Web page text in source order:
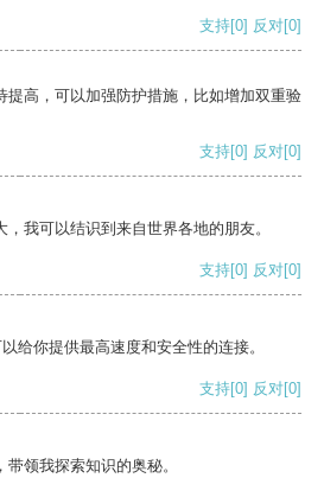
支持[0] 反对[0]
提高，可以加强防护措施，比如增加双重验
支持[0] 反对[0]
我可以结识到来自世界各地的朋友。
支持[0] 反对[0]
给你提供最高速度和安全性的连接。
支持[0] 反对[0]
领我探索知识的奥秘。